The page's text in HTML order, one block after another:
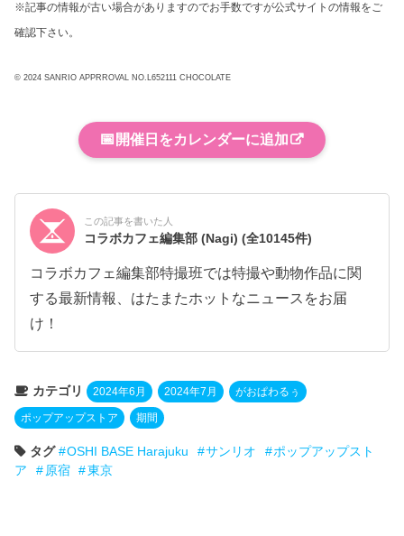
※記事の情報が古い場合がありますのでお手数ですが公式サイトの情報をご
確認下さい。
© 2024 SANRIO APPRROVAL NO.L652111 CHOCOLATE
📅 開催日をカレンダーに追加
この記事を書いた人
コラボカフェ編集部 (Nagi)(全10145件)
コラボカフェ編集部特撮班では特撮や動物作品に関
する最新情報、はたまたホットなニュースをお届
け！
カテゴリ 2024年6月 2024年7月 がおぱわるぅ
ポップアップストア 期間
タグ OSHI BASE Harajuku サンリオ
ポップアップスト
ア
原宿 東京